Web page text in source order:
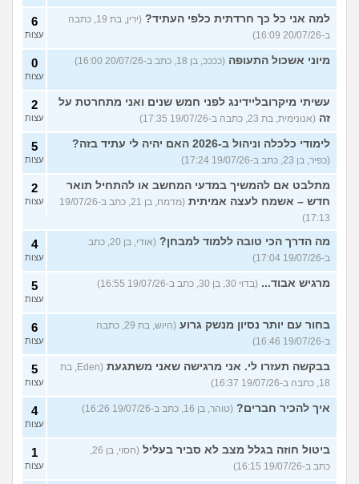
למה אני כל כך חרדתית כלפי העתיד?
(ירין, בת 19, כתבה
ב-20/07/26 16:09)
6
עצות
מיוני אשכול התעופה (ככככ, בן 18, כתב ב-20/07/26 16:00) 0
עצות
עשיתי מיקרובליידינג לפני חמש שנים ואני מתחרטת על
זה (אנונימית, בת 23, כתבה ב-19/07/26 17:35)
2
עצות
לימודי כלכלה וניהול ב-2026 האם יהיה לי עתיד בזה?
(כפיר, בן 23, כתב ב-19/07/26 17:24)
5
עצות
מתלבט אם להמשיך במדעי המחשב או להתחיל תואר
חדש – אשמח לעצה אמיתית
(מדמח, בן 21, כתב ב-19/07/26
17:13)
2
עצות
מה הדרך הכי טובה ללמוד למבחן?
(אודי, בן 20, כתב
ב-19/07/26 17:04)
4
עצות
מרגיש אבוד... (בדוי 30, בן 30, כתב ב-19/07/26 16:55) 5
עצות
בחור עם יותר נסיון מנשק גרוע
(היוש, בת 29, כתבה
ב-19/07/26 16:46)
6
עצות
בבקשה תעזרו לי. אני מרגישה שאני משתגעת
(Eden, בת
18, כתבה ב-19/07/26 16:37)
5
עצות
איך להכיר חברים? (טוהר, בן 16, כתב ב-19/07/26 16:26) 4
עצות
ביטול חוזה בגלל מצב לא סביר בעליל
כתב ב-19/07/26 16:15)
1
עצות